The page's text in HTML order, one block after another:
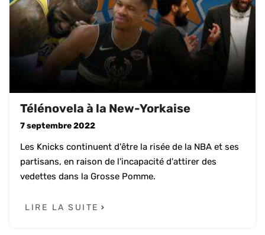
Télénovela à la New-Yorkaise
7 septembre 2022
Les Knicks continuent d'être la risée de la NBA et ses
partisans, en raison de l'incapacité d'attirer des
vedettes dans la Grosse Pomme.
LIRE LA SUITE